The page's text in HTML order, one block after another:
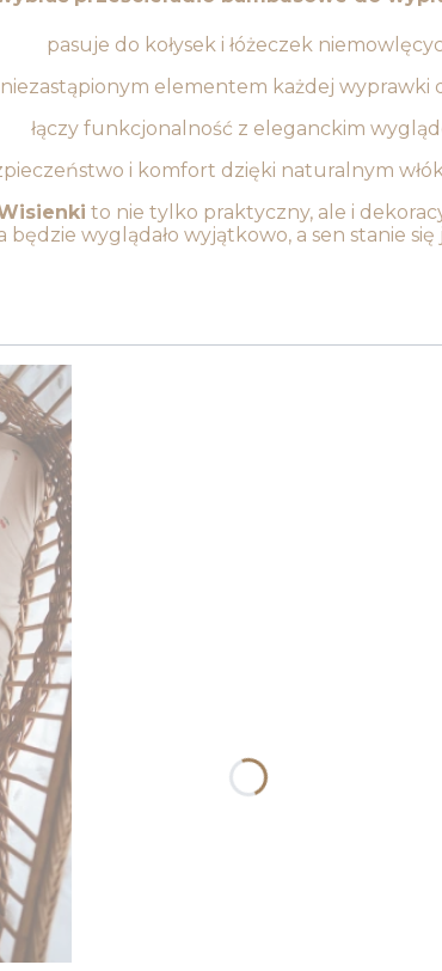
pasuje do kołysek i łóżeczek
elementem każdej wyprawki
łączy funkcjonalność z eleganckim
i komfort dzięki naturalnym
to nie tylko praktyczny, ale i
będzie wyglądało wyjątkowo, a sen stanie